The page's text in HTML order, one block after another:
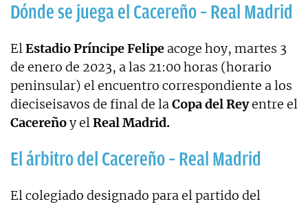
Dónde se juega el Cacereño – Real Madrid
ElEstadio Príncipe Felipe acoge hoy, martes 3
de enero de 2023, a las 21:00 horas (horario
peninsular) el encuentro correspondiente a los
dieciseisavos de final de laCopa del Reyentre el
Cacereñoy elReal Madrid.
El árbitro del Cacereño – Real Madrid
El colegiado designado para el partido del